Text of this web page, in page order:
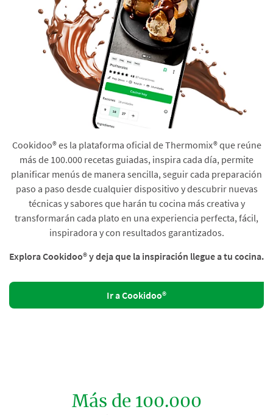
Cookidoo® es la plataforma oficial de Thermomix® que reúne
más de 100.000 recetas guiadas, inspira cada día, permite
planificar menús de manera sencilla, seguir cada preparación
paso a paso desde cualquier dispositivo y descubrir nuevas
técnicas y sabores que harán tu cocina más creativa y
transformarán cada plato en una experiencia perfecta, fácil,
inspiradora y con resultados garantizados.
Explora Cookidoo® y deja que la inspiración llegue a tu cocina.
Ir a Cookidoo®
Más de 100.000